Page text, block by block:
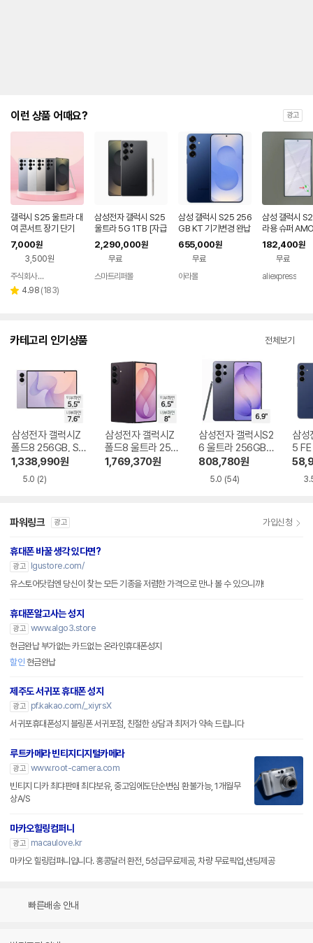
는
대
략
인
을
안
내
를
나
타
는
표
이런 상품 어때요? 광고
갤럭시 S25 울트라 대
여 콘서트 장기 단기
7,000원
3,500원
페이
주식회사 폰빌리지
별 4.98 리
(183)
삼성전자 갤럭시 S25
울트라 5G 1TB [자급
제] 티타늄블랙
2,290,000원
무료
스마트리퍼몰
삼성 갤럭시 S25 256
GB KT 기기변경 완납
655,000원
무료
아라몰
삼성 갤럭시
라용 슈퍼
CD 디스플레
스크린 디지타
셈블리
품
182,400원
무료
aliexpress
카테고리 인기상품 전체보기
삼성전자 갤럭시Z
폴드8 256GB, SK
T 기기변경 완납
1,338,990원
5.0 (2)
삼성전자 갤럭시Z
폴드8 울트라 256
GB, SKT 기기변경
1,769,370원
삼성전자 갤럭시S2
6 울트라 256GB,
SKT 기기변경 완납
808,780원
5.0 (54)
삼성
5
기기
파워링크 광고 가입신청
휴대폰 바꿀 생각 있다면?
광고
lgustore.com/
유스토어닷컴엔 당신이 찾는 모든 기종을 저렴한 가격으로 만나 볼 수 있으니까!
휴대폰알고사는 성지
광고 www.algo3.store
현금완납 부가없는 카드없는 온라인휴대폰성지
할인 현금완납
제주도 서귀포 휴대폰 성지
광고
pf.kakao.com/_xiyrsX
서귀포휴대폰성지 블링폰 서귀포점, 친절한 상담과 최저가 약속 드립니다
루트카메라 빈티지디지털카메라
광고 www.root-camera.com
빈티지 디카 최댜판매 최댜보유, 중고임에도단순변심 환불가능, 1개월무
상A/S
마카오힐링컴퍼니
광고
macaulove.kr
마카오 힐링컴퍼니입니다. 홍콩달러 환전, 5성급무료제공, 차량 무료픽업,샌딩제공
빠른배송 안내